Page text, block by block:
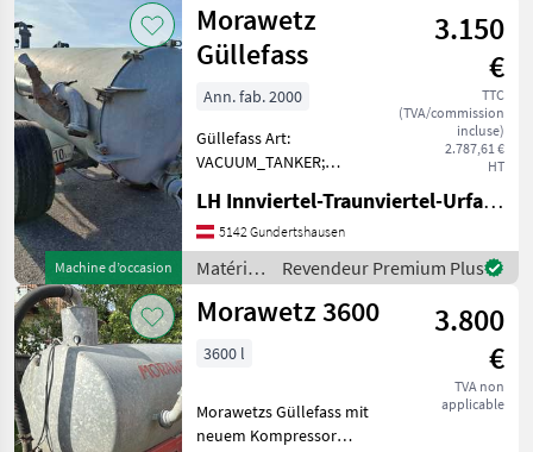
Catégorie 4 Pays Filtres
CHEMIN
ACTUEL
matériel
agricole
Materiels De
Fertilisation
Et Irrigation
Tonnes
A Lisier
Morawetz
CHOISIR
UNE
CATÉGORIE
Réinitialiser
Afficher
résultats
Machine d’occasion
Morawetz
Güllefass
3.150
€
TTC
(TVA/commission
incluse)
2.787,61 €
HT
Ann. fab. 2000
Güllefass Art:
VACUUM_TANKER;
Gebrauchtmaschine;
Tankinhalt (Liter): 5000;
Weitere
Maschinenmerkmale:
Standort Gundertshausen
Saugarm hydraulisch Ve
LH Innviertel-Traunviertel-Urfahr eGen, Gundertshausen
5142 Gundertshausen
Matériels
de
fertilisation
irrigation
Morawetz
Revendeur Premium Plus
Morawetz 3600
3.800
€
TVA non
applicable
3600 l
Morawetzs Güllefass mit
neuem Kompressor